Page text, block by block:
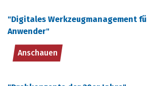
"Digitales Werkzeugmanagement
Anwender"
Anschauen